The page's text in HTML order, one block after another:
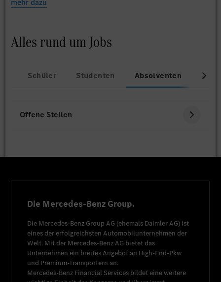
Alles rund um Jobs
Schüler Studenten Absolventen
Offene Stellen
Die Mercedes-Benz Group.
Die Mercedes-Benz Group AG (ehemals Daimler AG) ist
eines der erfolgreichsten Automobilunternehmen der
Welt. Mit der Mercedes-Benz AG bietet das
Unternehmen ein breites Angebot an High-End-Pkw
und Premium-Transportern an.
Mercedes-Benz Financial Services bildet eine weitere